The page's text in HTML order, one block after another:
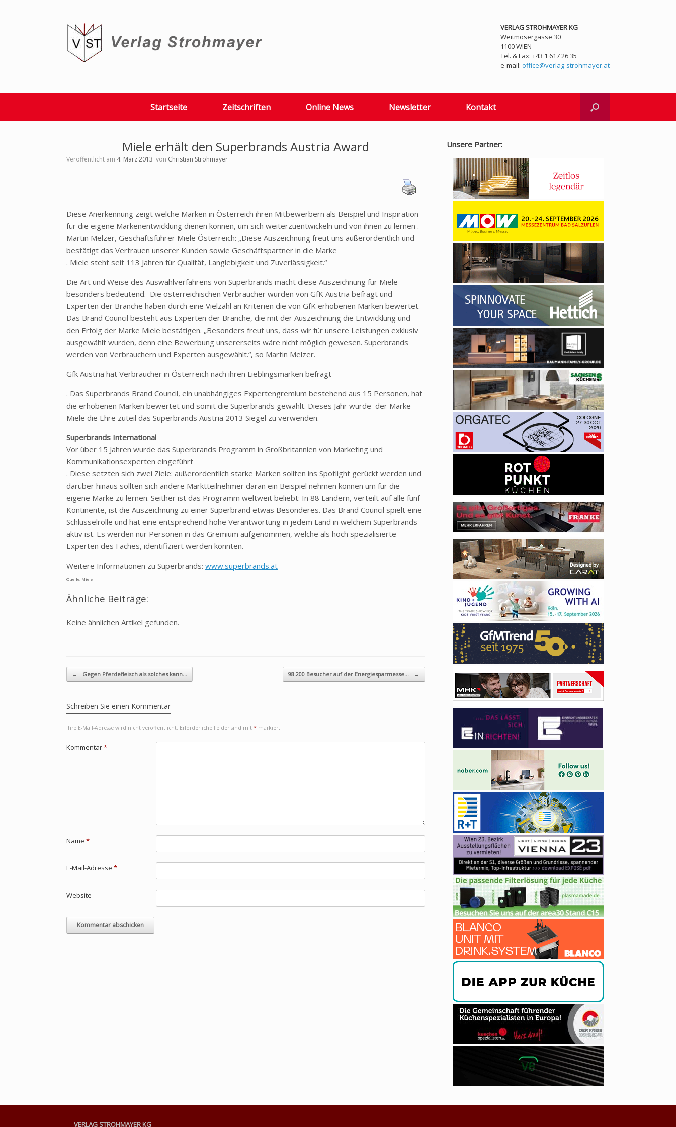
VERLAG STROHMAYER KG
Weitmosergasse 30
1100 WIEN
Tel. & Fax: +43 1 617 26 35
e-mail: office@verlag-strohmayer.at
Startseite Zeitschriften Online News Newsletter Kontakt
Miele erhält den Superbrands Austria Award
Veröffentlicht am 4. März 2013 von Christian Strohmayer
Diese Anerkennung zeigt welche Marken in Österreich ihren Mitbewerbern als Beispiel und Inspiration
für die eigene Markenentwicklung dienen können, um sich weiterzuentwickeln und von ihnen zu lernen .
Martin Melzer, Geschäftsführer Miele Österreich: „Diese Auszeichnung freut uns außerordentlich und
bestätigt das Vertrauen unserer Kunden sowie Geschäftspartner in die Marke
. Miele steht seit 113 Jahren für Qualität, Langlebigkeit und Zuverlässigkeit.“
Die Art und Weise des Auswahlverfahrens von Superbrands macht diese Auszeichnung für Miele
besonders bedeutend. Die österreichischen Verbraucher wurden von GfK Austria befragt und
Experten der Branche haben durch eine Vielzahl an Kriterien die von GfK erhobenen Marken bewertet.
Das Brand Council besteht aus Experten der Branche, die mit der Auszeichnung die Entwicklung und
den Erfolg der Marke Miele bestätigen. „Besonders freut uns, dass wir für unsere Leistungen exklusiv
ausgewählt wurden, denn eine Bewerbung unsererseits wäre nicht möglich gewesen. Superbrands
werden von Verbrauchern und Experten ausgewählt.“, so Martin Melzer.
Gfk Austria hat Verbraucher in Österreich nach ihren Lieblingsmarken befragt
. Das Superbrands Brand Council, ein unabhängiges Expertengremium bestehend aus 15 Personen, hat
die erhobenen Marken bewertet und somit die Superbrands gewählt. Dieses Jahr wurde der Marke
Miele die Ehre zuteil das Superbrands Austria 2013 Siegel zu verwenden.
Superbrands International
Vor über 15 Jahren wurde das Superbrands Programm in Großbritannien von Marketing und
Kommunikationsexperten eingeführt
. Diese setzten sich zwei Ziele: außerordentlich starke Marken sollten ins Spotlight gerückt werden und
darüber hinaus sollten sich andere Marktteilnehmer daran ein Beispiel nehmen können um für die
eigene Marke zu lernen. Seither ist das Programm weltweit beliebt: In 88 Ländern, verteilt auf alle fünf
Kontinente, ist die Auszeichnung zu einer Superbrand etwas Besonderes. Das Brand Council spielt eine
Schlüsselrolle und hat eine entsprechend hohe Verantwortung in jedem Land in welchem Superbrands
aktiv ist. Es werden nur Personen in das Gremium aufgenommen, welche als hoch spezialisierte
Experten des Faches, identifiziert werden konnten.
Weitere Informationen zu Superbrands: www.superbrands.at
Quelle: Miele
Ähnliche Beiträge:
Keine ähnlichen Artikel gefunden.
Beitragsnavigation
← Gegen Pferdefleisch als solches kann… 98.200 Besucher auf der Energiesparmesse… →
Schreiben Sie einen Kommentar
Ihre E-Mail-Adresse wird nicht veröffentlicht. Erforderliche Felder sind mit * markiert
Kommentar*
Name *
E-Mail-Adresse *
Website
Unsere Partner:
VERLAG STROHMAYER KG